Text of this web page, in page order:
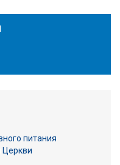
питания
Церкви